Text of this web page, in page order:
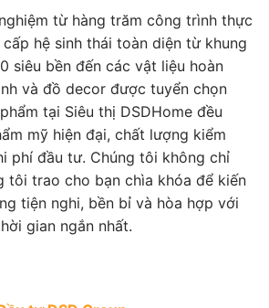
từ hàng trăm công trình thực
hệ sinh thái toàn diện từ khung
siêu bền đến các vật liệu hoàn
và đồ decor được tuyển chọn
tại Siêu thị DSDHome đều
mỹ hiện đại, chất lượng kiểm
phí đầu tư. Chúng tôi không chỉ
tôi trao cho bạn chìa khóa để kiến
tiện nghi, bền bỉ và hòa hợp với
gian ngắn nhất.